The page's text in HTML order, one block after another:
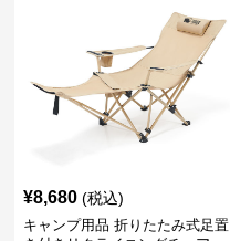
¥8,680 (税込)
キャンプ用品 折りたたみ式足置